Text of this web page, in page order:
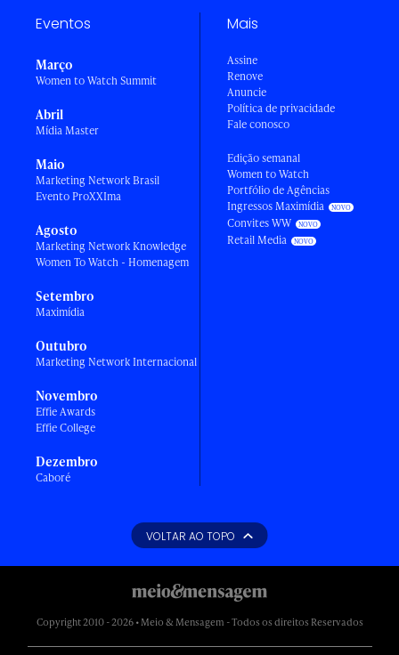
Eventos
Março
Women to Watch Summit
Abril
Mídia Master
Maio
Marketing Network Brasil
Evento ProXXIma
Agosto
Marketing Network Knowledge
Women To Watch - Homenagem
Setembro
Maximídia
Outubro
Marketing Network Internacional
Novembro
Effie Awards
Effie College
Dezembro
Caboré
Mais
Assine
Renove
Anuncie
Política de privacidade
Fale conosco
Edição semanal
Women to Watch
Portfólio de Agências
Ingressos Maximídia
Convites WW
Retail Media
VOLTAR AO TOPO
Copyright 2010 - 2026 • Meio & Mensagem - Todos os direitos Reservados